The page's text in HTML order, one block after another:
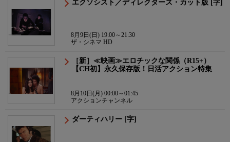
エクソシスト／ディレクターズ・カット版 [字]
8月9日(日) 19:00～21:30
ザ・シネマ HD
［新］≪映画≫エロチックな関係（R15+）
【CH初】永久保存版！日活アクション特集
8月10日(月) 00:00～01:45
アクションチャンネル
ダーティハリー [字]